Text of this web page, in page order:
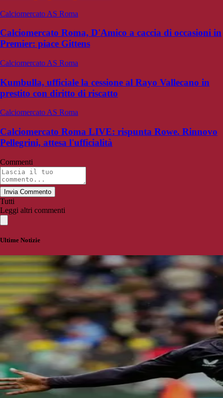
Calciomercato AS Roma
Calciomercato Roma, D'Amico a caccia di occasioni in
Premier: piace Gittens
Calciomercato AS Roma
Kumbulla, ufficiale la cessione al Rayo Vallecano in
prestito con diritto di riscatto
Calciomercato AS Roma
Calciomercato Roma LIVE: rispunta Rowe. Rinnovo
Pellegrini, attesa l'ufficialità
Commenti
Invia Commento
Tutti
Leggi altri commenti
Ultime Notizie